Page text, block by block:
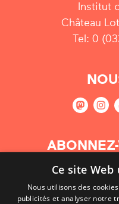
Institut
Château
Tel: 0
Ce site
Nous utilisons des
publicités et analyser notre